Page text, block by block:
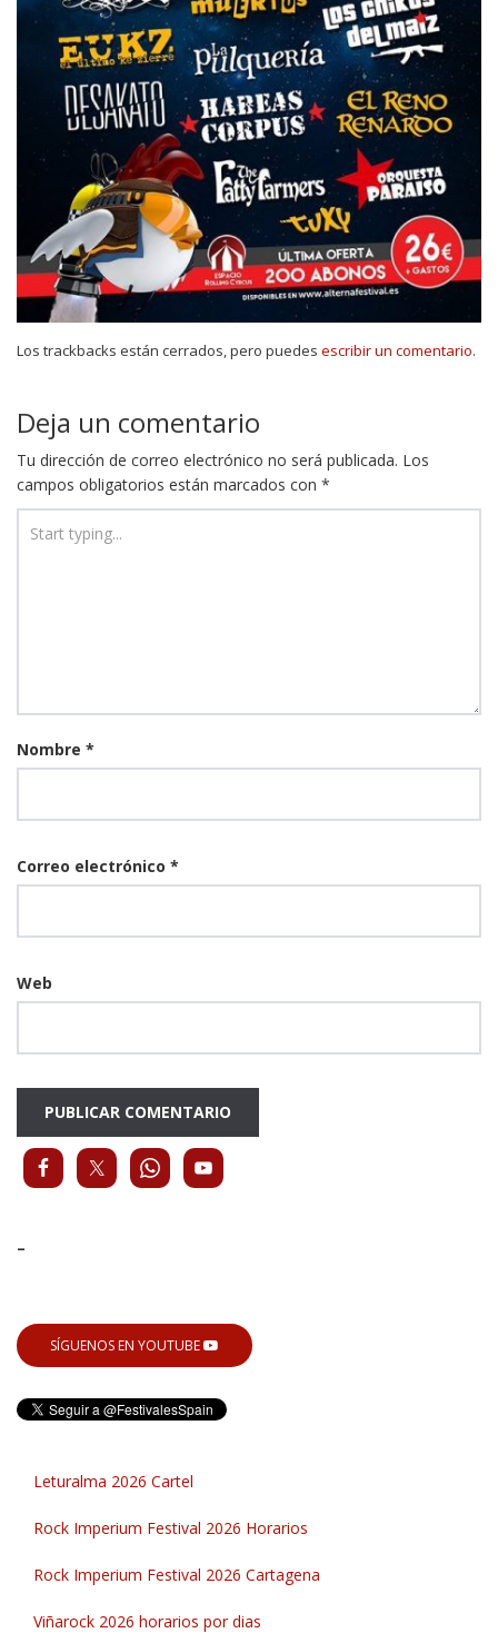
Los trackbacks están cerrados, pero puedes escribir un comentario.
Deja un comentario
Tu dirección de correo electrónico no será publicada. Los
campos obligatorios están marcados con *
Nombre *
Correo electrónico *
Web
-
SÍGUENOS EN YOUTUBE
Leturalma 2026 Cartel
Rock Imperium Festival 2026 Horarios
Rock Imperium Festival 2026 Cartagena
Viñarock 2026 horarios por dias